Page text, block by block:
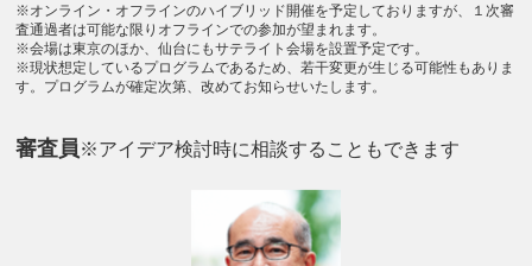
※オンライン・オフラインのハイブリッド開催を予定しておりますが、１次審
査通過者は可能な限りオフラインでの参加が望まれます。
※会場は東京のほか、仙台にもサテライト会場を設置予定です。
※現状想定しているプログラムであるため、若干変更が生じる可能性もありま
す。プログラムが確定次第、改めてお知らせいたします。
審査員※アイデア検討時に相談することもできます